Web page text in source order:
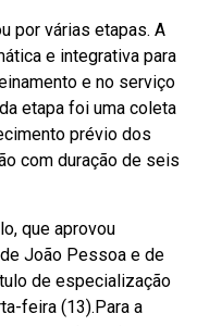
por várias etapas. A
e integrativa para
e no serviço
etapa foi uma coleta
prévio dos
com duração de seis
que aprovou
João Pessoa e de
de especialização
feira (13).Para a